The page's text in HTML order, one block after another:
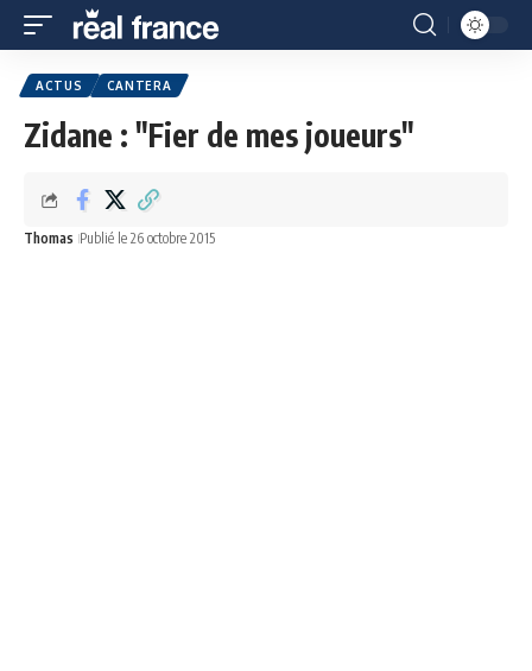
ACTUS CANTERA
Zidane : "Fier de mes joueurs"
Thomas Publié le 26 octobre 2015